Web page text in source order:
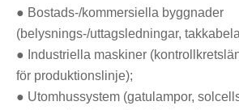
● Bostads-/kommersiella byggnader
(belysnings-/uttagsledningar,
● Industriella maskiner
för produktionslinje);
● Utomhussystem (gatulampor,